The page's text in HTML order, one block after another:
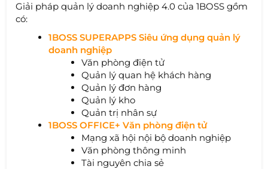
Giải pháp quản lý doanh nghiệp 4.0 của 1BOSS gồm
có:
1BOSS SUPERAPPS Siêu ứng dụng quản lý
doanh nghiệp
Văn phòng điện tử
Quản lý quan hệ khách hàng
Quản lý đơn hàng
Quản lý kho
Quản trị nhân sự
1BOSS OFFICE+ Văn phòng điện tử
Mạng xã hội nội bộ doanh nghiệp
Văn phòng thông minh
Tài nguyên chia sẻ